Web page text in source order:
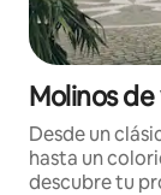
Molinos
Desde un
hasta un
descubre tu